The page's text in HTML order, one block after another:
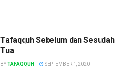
Tafaqquh Sebelum dan Sesudah
Tua
BYTAFAQQUH SEPTEMBER 1, 2020